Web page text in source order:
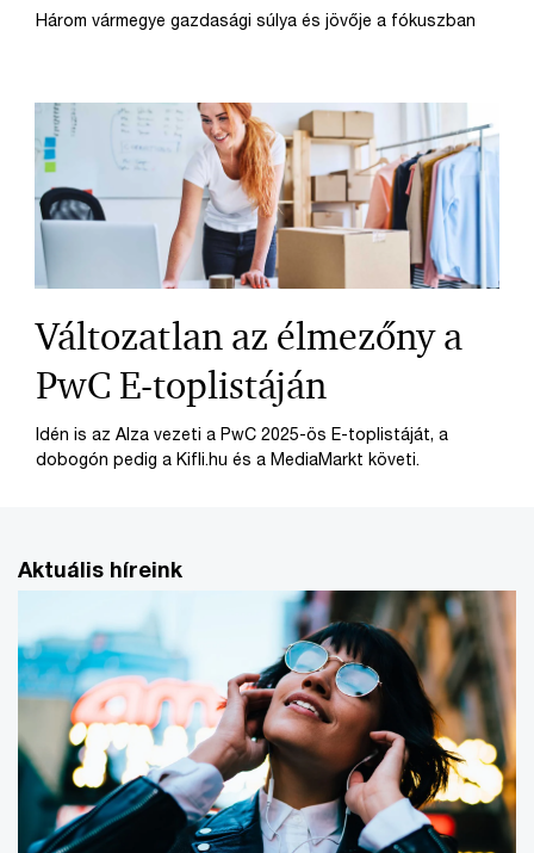
Három vármegye gazdasági súlya és jövője a fókuszban
Változatlan az élmezőny a
PwC E-toplistáján
Idén is az Alza vezeti a PwC 2025-ös E-toplistáját, a
dobogón pedig a Kifli.hu és a MediaMarkt követi.
Aktuális híreink